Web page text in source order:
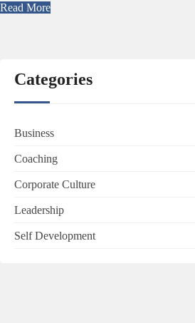
Read More
Categories
Business
Coaching
Corporate Culture
Leadership
Self Development